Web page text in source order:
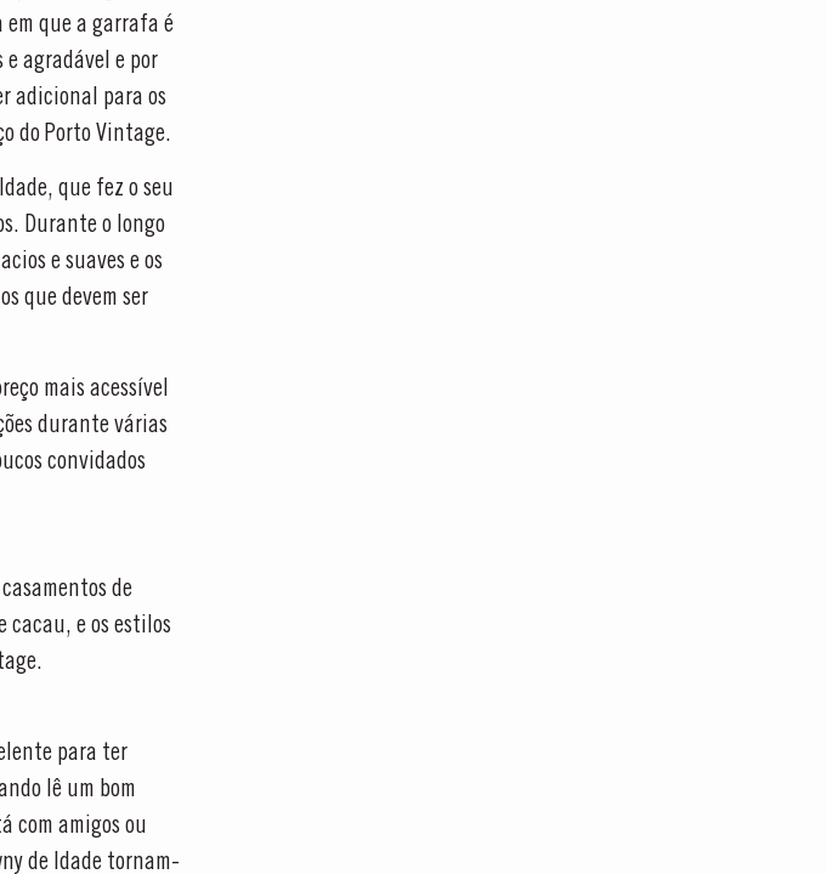
em que a garrafa é
e agradável e por
adicional para os
do Porto Vintage.
que fez o seu
Durante o longo
e suaves e os
que devem ser
mais acessível
durante várias
convidados
de
cacau, e os estilos
para ter
lê um bom
com amigos ou
de Idade tornam-